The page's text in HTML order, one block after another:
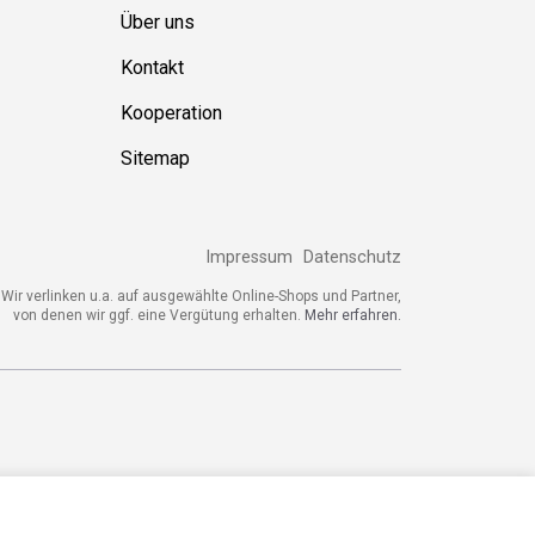
Über uns
Kontakt
Kooperation
Sitemap
Impressum Datenschutz
verlinken u.a. auf ausgewählte Online-Shops und Partner,
von denen wir ggf. eine Vergütung erhalten.Mehr erfahren.